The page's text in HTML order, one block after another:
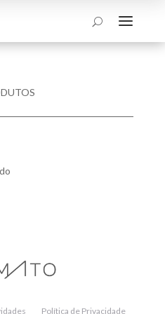
U a
Política de Privacidade